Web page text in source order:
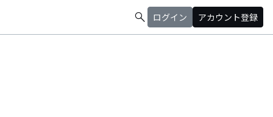
search ログイン アカウント登録